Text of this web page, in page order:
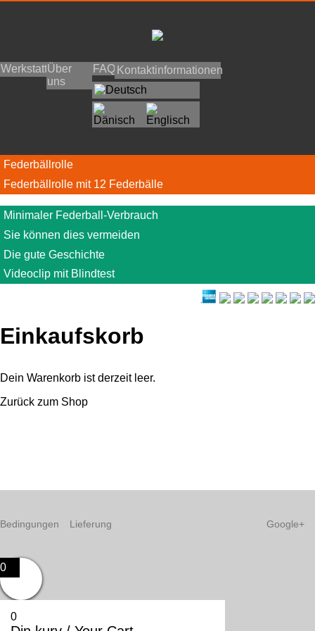
WerkstattÜber
uns
FAQ Kontaktinformationen
Federbällrolle
Federbällrolle mit 12 Federbälle
Minimaler Federball-Verbrauch
Sie können dies vermeiden
Die gute Geschichte
Videoclip mit Blindtest
Einkaufskorb
Dein Warenkorb ist derzeit leer.
Zurück zum Shop
Bedingungen Lieferung Google+
0
0